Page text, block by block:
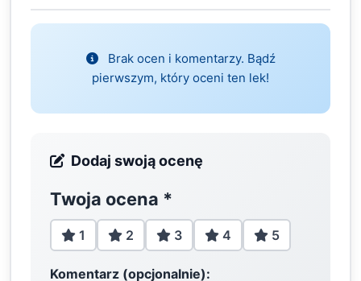
Brak ocen i komentarzy. Bądź
pierwszym, który oceni ten lek!
Dodaj swoją ocenę
Twoja ocena *
1 2 3 4 5
Komentarz (opcjonalnie):